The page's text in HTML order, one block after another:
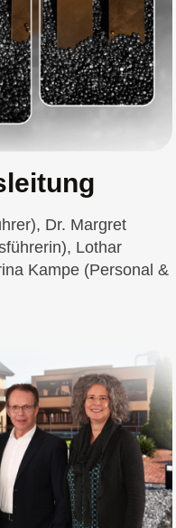
Dr. Margret
Lothar
Kampe (Personal &